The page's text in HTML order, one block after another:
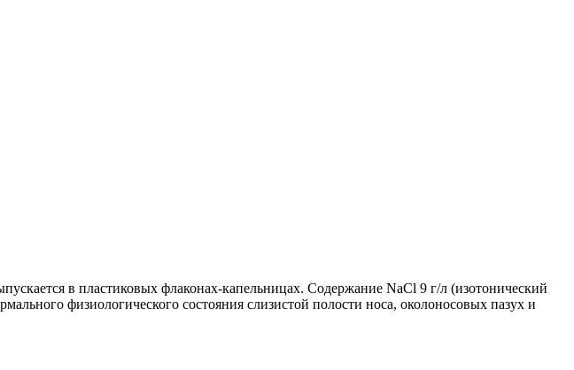
в пластиковых флаконах-капельницах. Содержание NaCl 9 г/л (изотонический
физиологического состояния слизистой полости носа, околоносовых пазух и